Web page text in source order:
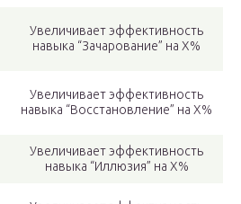
Увеличивает эффективность
навыка “Зачарование” на Х%
Увеличивает эффективность
навыка “Восстановление” на Х%
Увеличивает эффективность
навыка “Иллюзия” на Х%